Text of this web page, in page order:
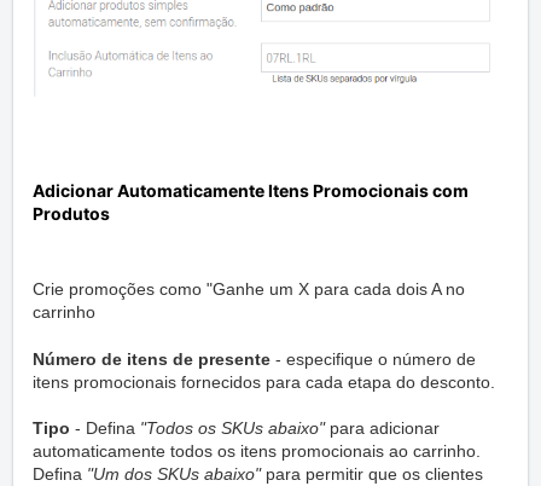
Adicionar Automaticamente Itens Promocionais com
Produtos
Crie promoções como "Ganhe um X para cada dois A no
carrinho
Número de itens de presente - especifique o número de
itens promocionais fornecidos para cada etapa do desconto.
Tipo - Defina "Todos os SKUs abaixo"para adicionar
automaticamente todos os itens promocionais ao carrinho.
Defina "Um dos SKUs abaixo"para permitir que os clientes